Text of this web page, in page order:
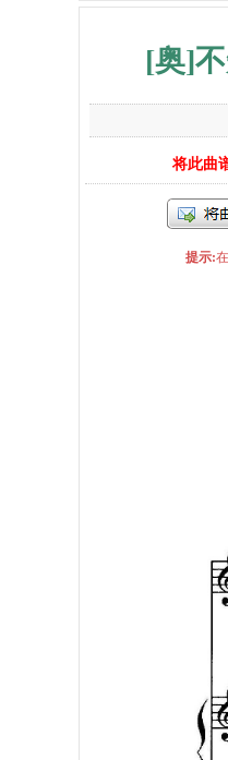
[奥]
将此曲
提示: